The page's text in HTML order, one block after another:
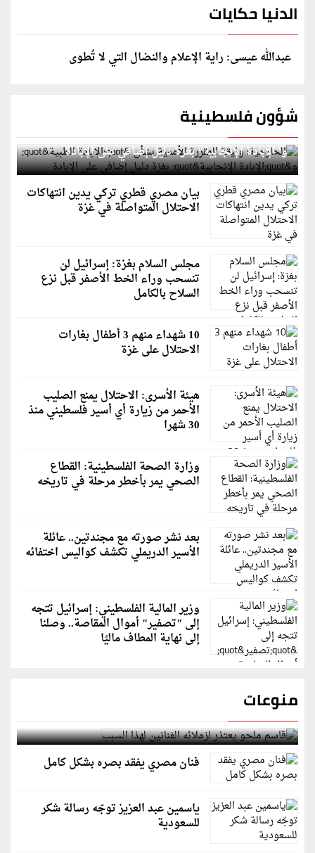
الدنيا حكايات
عبدالله عيسى: راية الإعلام والنضال التي لا تُطوى
شؤون فلسطينية
الخارجية: وثيقة المقررة الأممية بشأن "الإبادة الطبية"
و"الإبادة الإنجابية" بغزة دليل إضافي على الإبادة
بيان مصري قطري تركي يدين انتهاكات
الاحتلال المتواصلة في غزة
مجلس السلام بغزة: إسرائيل لن
تنسحب وراء الخط الأصفر قبل نزع
السلاح بالكامل
10 شهداء منهم 3 أطفال بغارات
الاحتلال على غزة
هيئة الأسرى: الاحتلال يمنع الصليب
الأحمر من زيارة أي أسير فلسطيني منذ
30 شهرا
وزارة الصحة الفلسطينية: القطاع
الصحي يمر بأخطر مرحلة في تاريخه
بعد نشر صورته مع مجندتين.. عائلة
الأسير الدريملي تكشف كواليس اختفائه
وزير المالية الفلسطيني: إسرائيل تتجه
إلى "تصفير" أموال المقاصة.. وصلنا
إلى نهاية المطاف ماليًا
منوعات
قاسم ملحو يعتذر لزملائه الفنانين لهذا السبب
فنان مصري يفقد بصره بشكل كامل
ياسمين عبد العزيز توجّه رسالة شكر
للسعودية